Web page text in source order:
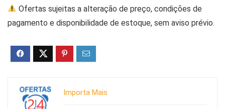
Ofertas sujeitas a alteração de preço, condições de
pagamento e disponibilidade de estoque, sem aviso prévio.
Importa Mais